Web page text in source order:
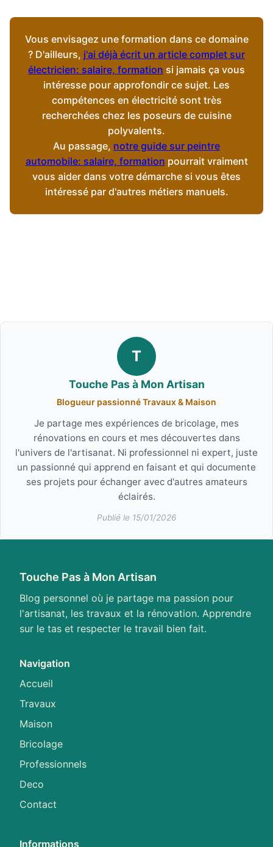
Vous envisagez une formation dans ce domaine
? D'ailleurs, j'ai déjà écrit un article complet sur
électricien: salaire, formation si jamais ça vous
intéresse pour approfondir ce sujet. Les
compétences en électricité sont très
recherchées chez les poseurs de cuisine
polyvalents.
Au passage, notre guide sur peintre
automobile: salaire, formation pourrait vraiment
vous aider dans votre démarche si vous êtes
intéressé par d'autres métiers manuels.
T
Touche Pas à Mon Artisan
Blogueur passionné Travaux & Maison
Je partage mes expériences de bricolage, mes
rénovations en cours et mes découvertes dans
l'univers de l'artisanat. Ni professionnel ni expert, juste
un passionné qui apprend en faisant et qui documente
ses projets pour échanger avec d'autres amateurs
éclairés.
Publié le 15/01/2026
Touche Pas à Mon Artisan
Blog personnel où je partage ma passion pour
l'artisanat, les travaux et la rénovation. Apprendre
sur le tas et respecter le travail bien fait.
Navigation
Accueil
Travaux
Maison
Bricolage
Professionnels
Deco
Contact
Informations